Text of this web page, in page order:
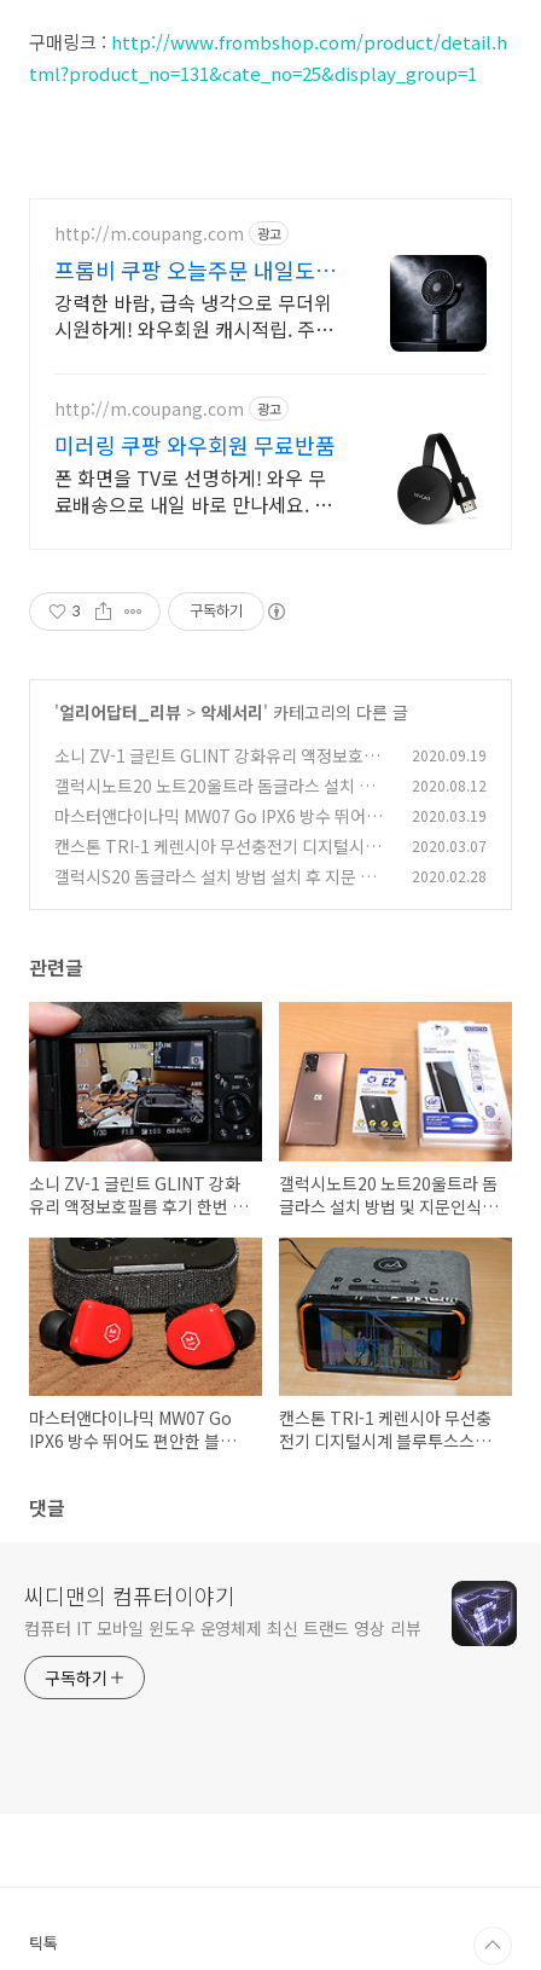
구매링크 : http://www.frombshop.com/product/detail.h
tml?product_no=131&cate_no=25&display_group=1
http://m.coupang.com 광고
프롬비 쿠팡 오늘주문 내일도착
로켓배송
강력한 바람, 급속 냉각으로 무더위
시원하게! 와우회원 캐시적립. 주머
http://m.coupang.com 광고
미러링 쿠팡 와우회원 무료반품
폰 화면을 TV로 선명하게! 와우 무
료배송으로 내일 바로 만나세요. 설
3 구독하기
'얼리어답터_리뷰 > 악세서리' 카테고리의 다른 글
소니 ZV-1 글린트 GLINT 강화유리 액정보호필
름 후기 한번 붙이고 끝 (0)
2020.09.19
갤럭시노트20 노트20울트라 돔글라스 설치 방법
및 지문인식 삼성인증 (3)
2020.08.12
마스터앤다이나믹 MW07 Go IPX6 방수 뛰어도
편안한 블루투스 이어폰
(3)
2020.03.19
캔스톤 TRI-1 케렌시아 무선충전기 디지털시계
블루투스스피커 라디오 스피커
(2)
2020.03.07
갤럭시S20 돔글라스 설치 방법 설치 후 지문 인
2020.02.28
관련글
소니 ZV-1 글린트 GLINT 강화
유리 액정보호필름 후기 한번 붙
갤럭시노트20 노트20울트라 돔
글라스 설치 방법 및 지문인식
마스터앤다이나믹 MW07 Go
IPX6 방수 뛰어도 편안한 블루
캔스톤 TRI-1 케렌시아 무선충
전기 디지털시계 블루투스스피
댓글
씨디맨의 컴퓨터이야기
컴퓨터 IT 모바일 윈도우 운영체제 최신 트랜드 영상 리뷰
구독하기
틱톡